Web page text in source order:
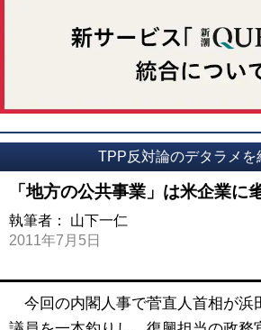
TPP反対論のデタラメを
「地方の公共事業」は米企業に
執筆者： 山下一仁
2011年7月5日
今回の内閣人事で菅直人首相が浜